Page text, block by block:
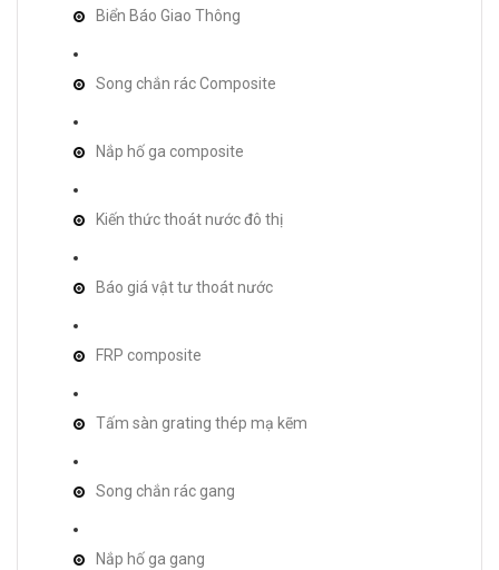
Biển Báo Giao Thông
Song chắn rác Composite
Nắp hố ga composite
Kiến thức thoát nước đô thị
Báo giá vật tư thoát nước
FRP composite
Tấm sàn grating thép mạ kẽm
Song chắn rác gang
Nắp hố ga gang